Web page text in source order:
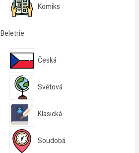
Komiks
Beletrie
Česká
Světová
Klasická
Soudobá